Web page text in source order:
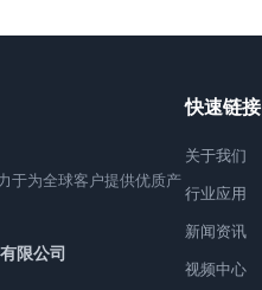
于为全球客户提供优质产
限公司
快速链接
关于我们
行业应用
新闻资讯
视频中心